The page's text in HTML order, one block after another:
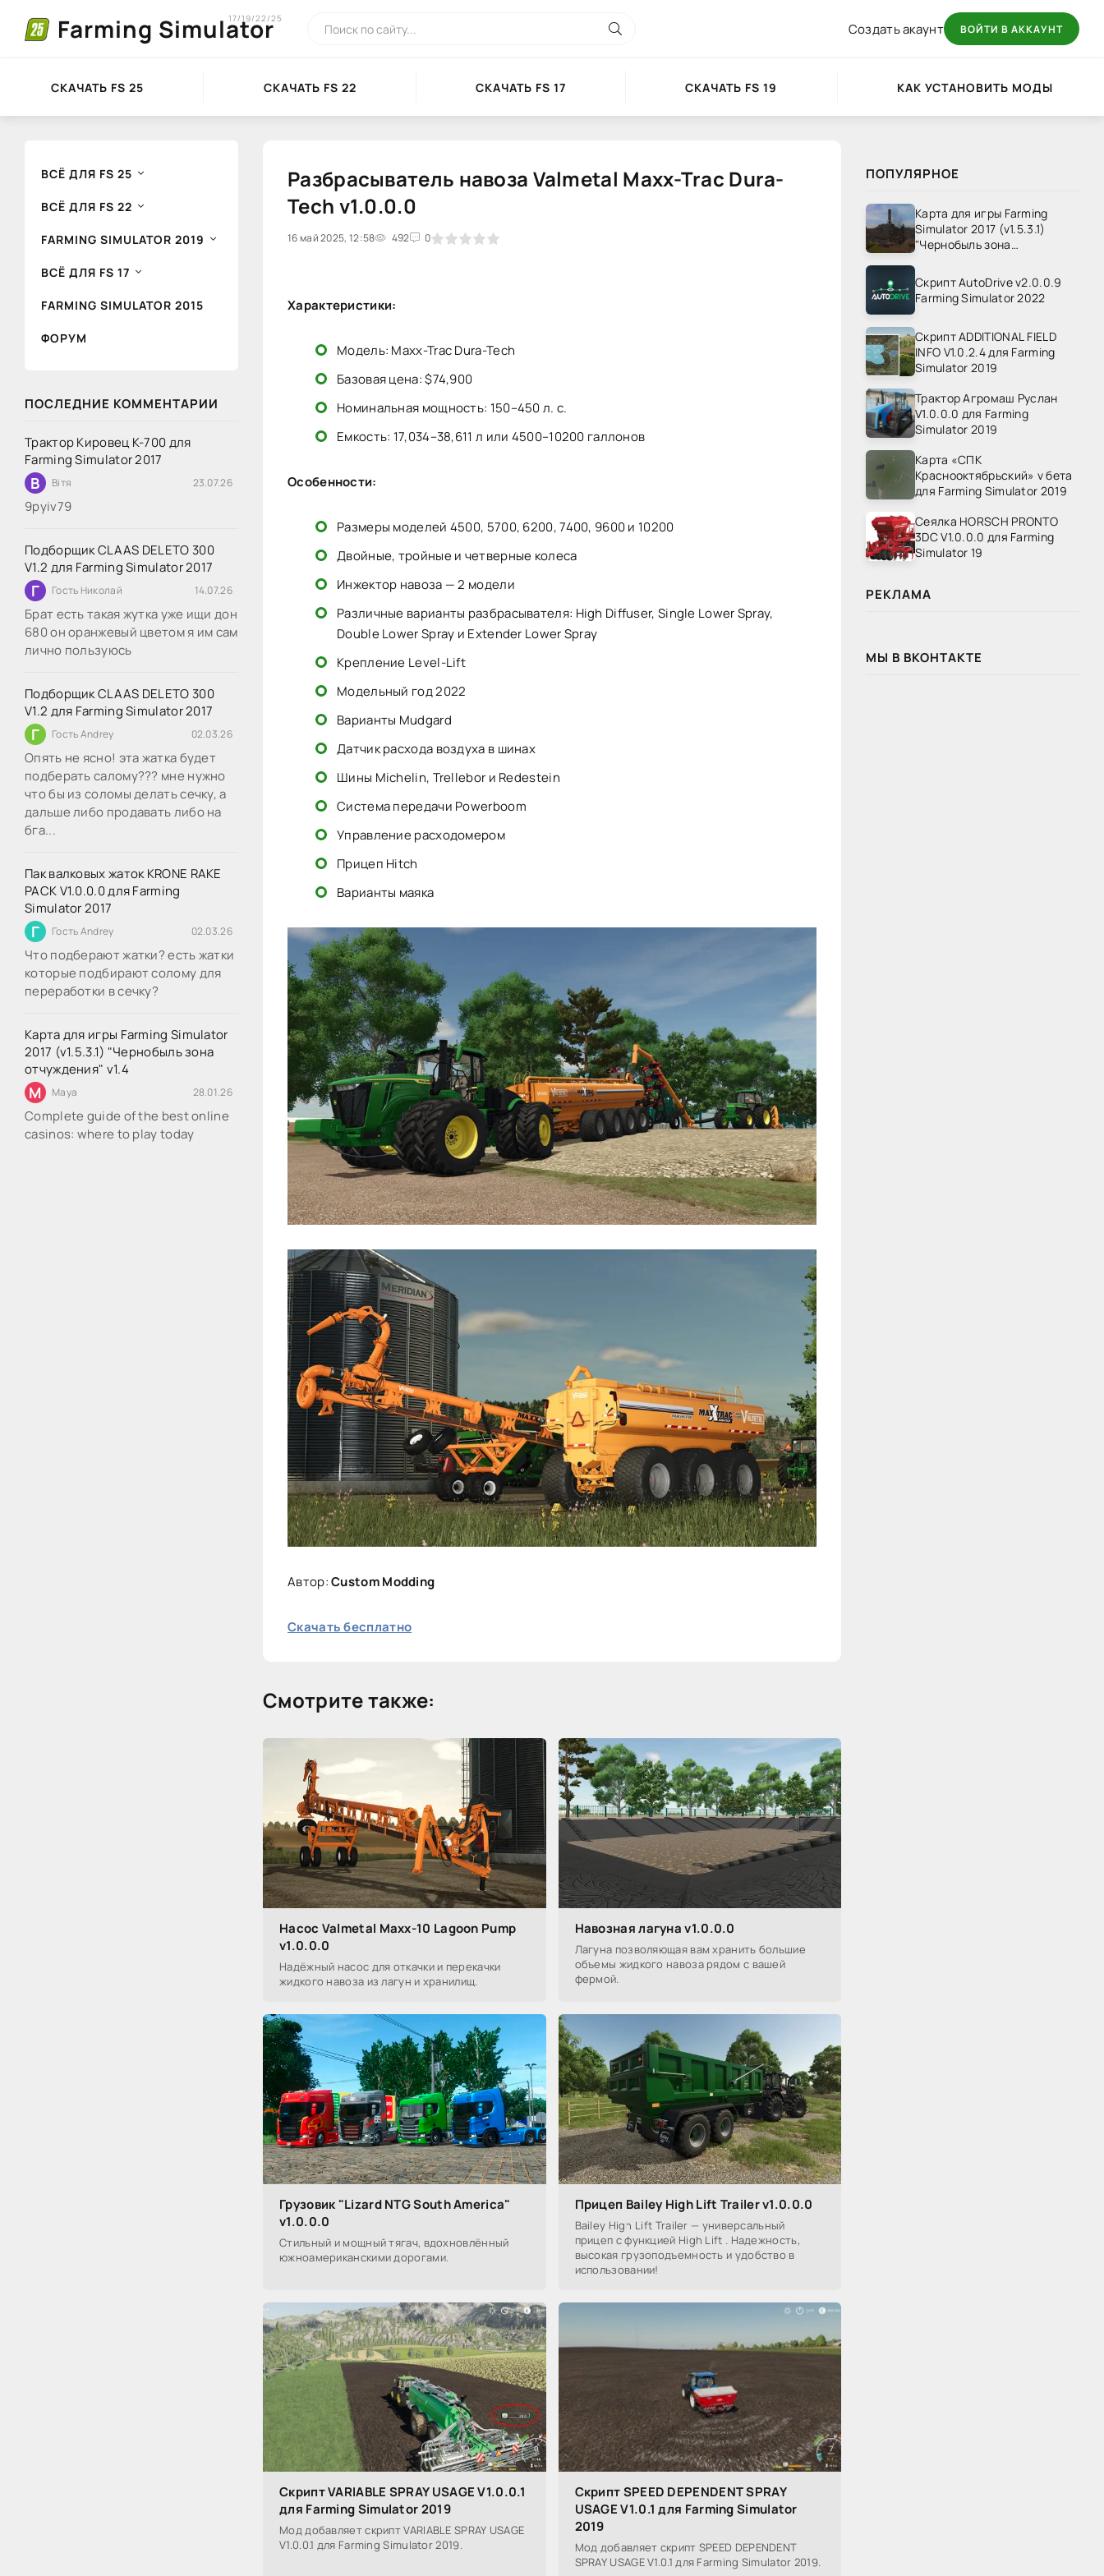
Farming Simulator
17/19/22/25
Создать акаунт ВОЙТИ В АККАУНТ
СКАЧАТЬ FS 25 СКАЧАТЬ FS 22 СКАЧАТЬ FS 17 СКАЧАТЬ FS 19 КАК УСТАНОВИТЬ МОДЫ
ВСЁ ДЛЯ FS 25
ВСЁ ДЛЯ FS 22
FARMING SIMULATOR 2019
ВСЁ ДЛЯ FS 17
FARMING SIMULATOR 2015
ФОРУМ
ПОСЛЕДНИЕ КОММЕНТАРИИ
Трактор Кировец К-700 для
Farming Simulator 2017
В Вітя 23.07.26
9руіv79
Подборщик CLAAS DELETO 300
V1.2 для Farming Simulator 2017
Г Гость Николай 14.07.26
Брат есть такая жутка уже ищи дон
680 он оранжевый цветом я им сам
лично пользуюсь
Подборщик CLAAS DELETO 300
V1.2 для Farming Simulator 2017
Г Гость Andrey 02.03.26
Опять не ясно! эта жатка будет
подберать салому??? мне нужно
что бы из соломы делать сечку, а
дальше либо продавать либо на
бга...
Пак валковых жаток KRONE RAKE
PACK V1.0.0.0 для Farming
Simulator 2017
Г Гость Andrey 02.03.26
Что подберают жатки? есть жатки
которые подбирают солому для
переработки в сечку?
Карта для игры Farming Simulator
2017 (v1.5.3.1) "Чернобыль зона
отчуждения" v1.4
M Maya 28.01.26
Complete guide of the best online
casinos: where to play today
Разбрасыватель навоза Valmetal Maxx-Trac Dura-
Tech v1.0.0.0
16 май 2025, 12:58 492 0
1 2 3 4 5
Характеристики:
Модель: Maxx-Trac Dura-Tech
Базовая цена: $74,900
Номинальная мощность: 150–450 л. с.
Емкость: 17,034–38,611 л или 4500–10200 галлонов
Особенности:
Размеры моделей 4500, 5700, 6200, 7400, 9600 и 10200
Двойные, тройные и четверные колеса
Инжектор навоза — 2 модели
Различные варианты разбрасывателя: High Diffuser, Single Lower Spray,
Double Lower Spray и Extender Lower Spray
Крепление Level-Lift
Модельный год 2022
Варианты Mudgard
Датчик расхода воздуха в шинах
Шины Michelin, Trellebor и Redestein
Система передачи Powerboom
Управление расходомером
Прицеп Hitch
Варианты маяка
Автор:Custom Modding
Скачать бесплатно
Смотрите также:
Насос Valmetal Maxx-10 Lagoon Pump
v1.0.0.0
Надёжный насос для откачки и перекачки
жидкого навоза из лагун и хранилищ.
Навозная лагуна v1.0.0.0
Лагуна позволяющая вам хранить большие
объемы жидкого навоза рядом с вашей
фермой.
Грузовик "Lizard NTG South America"
v1.0.0.0
Стильный и мощный тягач, вдохновлённый
южноамериканскими дорогами.
Прицеп Bailey High Lift Trailer v1.0.0.0
Bailey High Lift Trailer — универсальный
прицеп с функцией High Lift . Надежность,
высокая грузоподъемность и удобство в
использовании!
Скрипт VARIABLE SPRAY USAGE V1.0.0.1
для Farming Simulator 2019
Мод добавляет скрипт VARIABLE SPRAY USAGE
V1.0.0.1 для Farming Simulator 2019.
Скрипт SPEED DEPENDENT SPRAY
USAGE V1.0.1 для Farming Simulator
2019
Мод добавляет скрипт SPEED DEPENDENT
SPRAY USAGE V1.0.1 для Farming Simulator 2019.
ПОПУЛЯРНОЕ
Карта для игры Farming
Simulator 2017 (v1.5.3.1)
"Чернобыль зона
Скрипт AutoDrive v2.0.0.9
Farming Simulator 2022
Скрипт ADDITIONAL FIELD
INFO V1.0.2.4 для Farming
Simulator 2019
Трактор Агромаш Руслан
V1.0.0.0 для Farming
Simulator 2019
Карта «СПК
Краснооктябрьский» v бета
для Farming Simulator 2019
Сеялка HORSCH PRONTO
3DC V1.0.0.0 для Farming
Simulator 19
РЕКЛАМА
МЫ В ВКОНТАКТЕ